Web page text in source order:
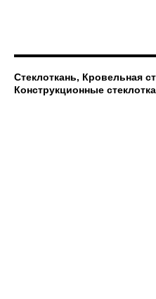
Стеклоткань, Кровельная
Конструкционные